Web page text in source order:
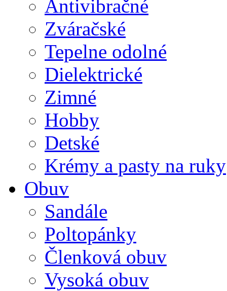
Antivibračné
Zváračské
Tepelne odolné
Dielektrické
Zimné
Hobby
Detské
Krémy a pasty na ruky
Obuv
Sandále
Poltopánky
Členková obuv
Vysoká obuv